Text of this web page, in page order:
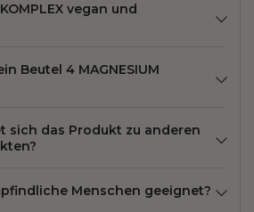
vegan und
Beutel 4 MAGNESIUM
sich das Produkt zu anderen
Menschen geeignet?